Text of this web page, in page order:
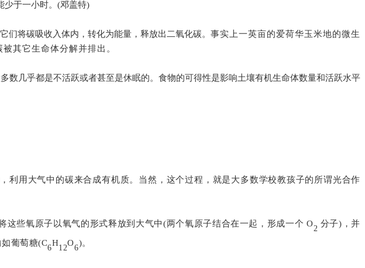
少于一小时。(邓盖特)
们将碳吸收入体内，转化为能量，释放出二氧化碳。 事实上一英亩的爱荷华玉米地的微生
其它生命体分解并排出。
数几乎都是不活跃或者甚至是休眠的。食物的可得性是影响土壤有机生命体数量和活跃水平
用大气中的碳来合成有机质。当然，这个过程，就是大多数学校教孩子的所谓光合作
些氧原子以氧气的形式释放到大气中(两个氧原子结合在一起，形成一个 O
2
分子)，并
葡萄糖(C
6
H
12
O
6
)。